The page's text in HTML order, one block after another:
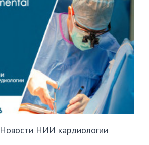
Новости НИИ кардиологии